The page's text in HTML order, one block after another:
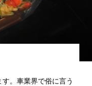
。車業界で俗に言う